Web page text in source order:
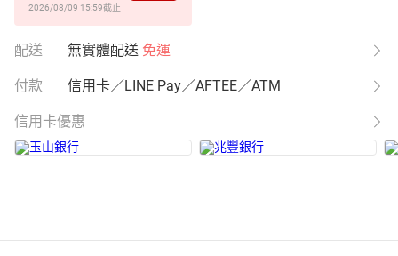
2026/08/09 15:59截止
配送 無實體配送 免運
付款 信用卡／LINE Pay／AFTEE／ATM
信用卡優惠